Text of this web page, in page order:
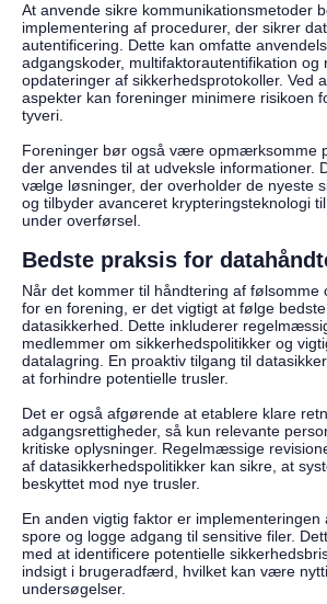
At anvende sikre kommunikationsmetoder
implementering af procedurer, der sikrer
autentificering. Dette kan omfatte
adgangskoder, multifaktorautentifikation
opdateringer af sikkerhedsprotokoller. Ved
aspekter kan foreninger minimere risikoen
tyveri.
Foreninger bør også være opmærksomme
der anvendes til at udveksle informationer.
vælge løsninger, der overholder de nyeste
og tilbyder avanceret krypteringsteknologi
under overførsel.
Bedste praksis for
Når det kommer til håndtering af følsomme
for en forening, er det vigtigt at følge
datasikkerhed. Dette inkluderer
medlemmer om sikkerhedspolitikker og
datalagring. En proaktiv tilgang til
at forhindre potentielle trusler.
Det er også afgørende at etablere klare
adgangsrettigheder, så kun relevante
kritiske oplysninger. Regelmæssige
af datasikkerhedspolitikker kan sikre, at
beskyttet mod nye trusler.
En anden vigtig faktor er
spore og logge adgang til sensitive filer.
med at identificere potentielle
indsigt i brugeradfærd, hvilket kan være
undersøgelser.